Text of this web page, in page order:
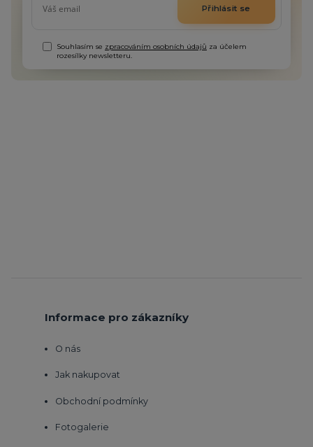
Přihlásit se
Souhlasím se zpracováním osobních údajů za účelem
rozesílky newsletteru.
Informace pro zákazníky
O nás
Jak nakupovat
Obchodní podmínky
Fotogalerie